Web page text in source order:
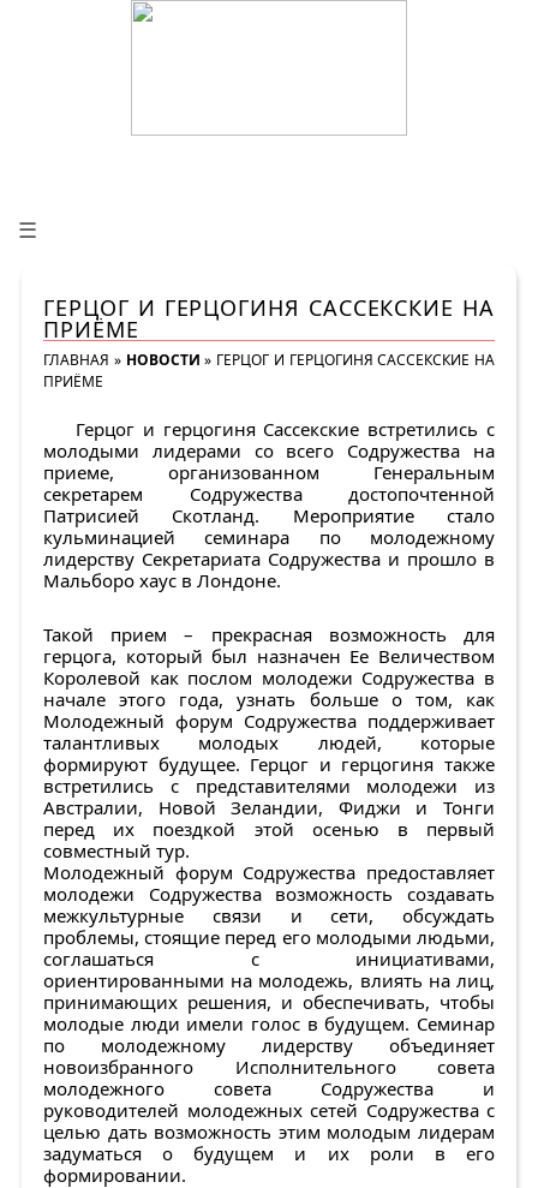
☰
ГЕРЦОГ И ГЕРЦОГИНЯ САССЕКСКИЕ НА
ПРИЁМЕ
ГЛАВНАЯ » НОВОСТИ » ГЕРЦОГ И ГЕРЦОГИНЯ САССЕКСКИЕ НА
ПРИЁМЕ
Герцог и герцогиня Сассекские встретились с
молодыми лидерами со всего Содружества на
приеме, организованном Генеральным
секретарем Содружества достопочтенной
Патрисией Скотланд. Мероприятие стало
кульминацией семинара по молодежному
лидерству Секретариата Содружества и прошло в
Мальборо хаус в Лондоне.
Такой прием – прекрасная возможность для
герцога, который был назначен Ее Величеством
Королевой как послом молодежи Содружества в
начале этого года, узнать больше о том, как
Молодежный форум Содружества поддерживает
талантливых молодых людей, которые
формируют будущее. Герцог и герцогиня также
встретились с представителями молодежи из
Австралии, Новой Зеландии, Фиджи и Тонги
перед их поездкой этой осенью в первый
совместный тур.
Молодежный форум Содружества предоставляет
молодежи Содружества возможность создавать
межкультурные связи и сети, обсуждать
проблемы, стоящие перед его молодыми людьми,
соглашаться с инициативами,
ориентированными на молодежь, влиять на лиц,
принимающих решения, и обеспечивать, чтобы
молодые люди имели голос в будущем. Семинар
по молодежному лидерству объединяет
новоизбранного Исполнительного совета
молодежного совета Содружества и
руководителей молодежных сетей Содружества с
целью дать возможность этим молодым лидерам
задуматься о будущем и их роли в его
формировании.